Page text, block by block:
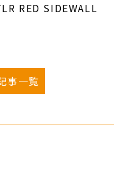
RED SIDEWALL
事一覧